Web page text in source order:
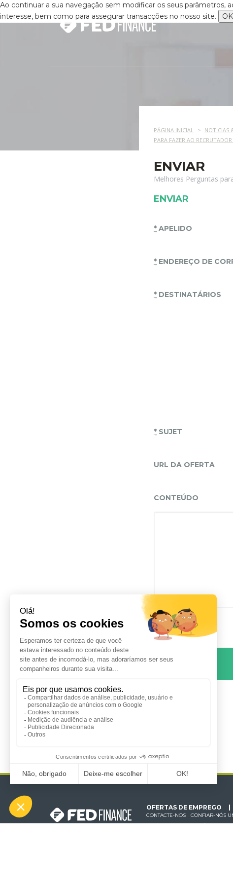
Ao continuar a sua navegação sem modificar os seus parâmetros,
interesse, bem como para assegurar transacções no nosso site.
OK
PÁGINA INICIAL NOTICIAS
PARA FAZER AO
ENVIAR
Melhores Perguntas
ENVIAR
* APELIDO
* ENDEREÇO DE
* DESTINATÁRIOS
* SUJET
URL DA OFERTA
CONTEÚDO
OFERTAS DE EMPREGO
CONTACTE-NOS CONFIAR-NÓS
POLÍTICA DE PROTECÇÃO DE